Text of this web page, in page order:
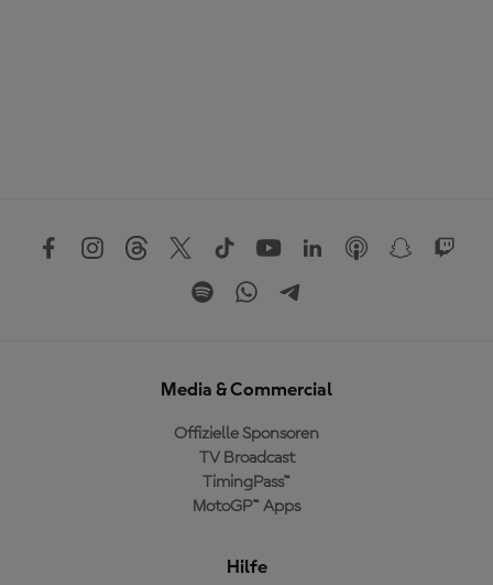
Media & Commercial
Offizielle Sponsoren
TV Broadcast
TimingPass™
MotoGP™ Apps
Hilfe